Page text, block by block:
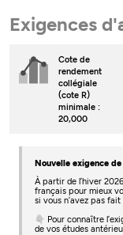
Exigences
Cote de
rendement
collégiale
(cote R)
minimale :
20,000
Nouvelle exigence
À partir de l’hiver
français pour mieux
si vous n’avez pas
👇 Pour connaître
de vos études